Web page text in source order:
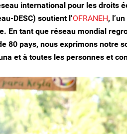
international pour les droits
DESC) soutient l’OFRANEH,
En tant que réseau mondial
80 pays, nous exprimons notre
et à toutes les personnes et